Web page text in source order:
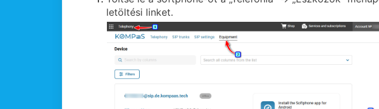
letöltési linket.